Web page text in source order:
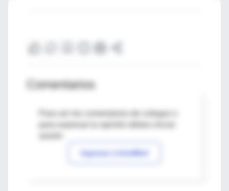
Comentarios
Para ver los comentarios de colegas o
Ingresar a IntraMed